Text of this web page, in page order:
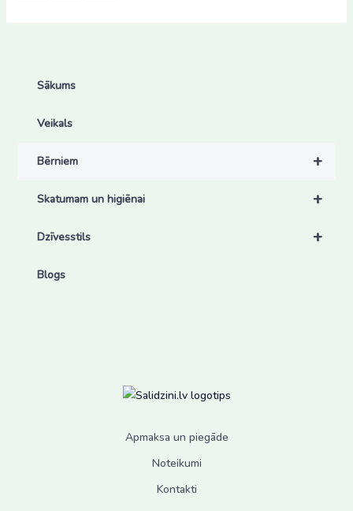
Sākums
Veikals
+
Bērniem
+
Skatumam un higiēnai
+
Dzīvesstils
Blogs
Apmaksa un piegāde
Noteikumi
Kontakti